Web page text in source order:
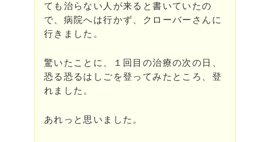
ても治らない人が来ると書いていたの
で、病院へは行かず、クローバーさんに
行きました。
驚いたことに、１回目の治療の次の日、
恐る恐るはしごを登ってみたところ、登
れました。
あれっと思いました。